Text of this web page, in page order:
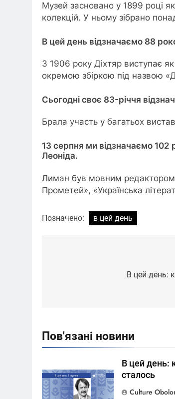
Музей засновано у 1899 році
колекцій. У ньому зібрано
В цей день відзначаємо 88
З 1906 року Діхтяр виступає
окремою збіркою під назвою
Сьогодні своє 83-річчя
Брала участь у багатьох
13 серпня ми відзначаємо 102
Леоніда.
Лиман був мовним редактором в
Прометей», «Українська
Позначено: в цей день
В цей день:
Пов'язані новини
В цей день:
сталось
Culture